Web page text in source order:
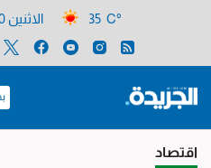
35 C° الاثنين 10 أغسطس 2026
اقتصاد